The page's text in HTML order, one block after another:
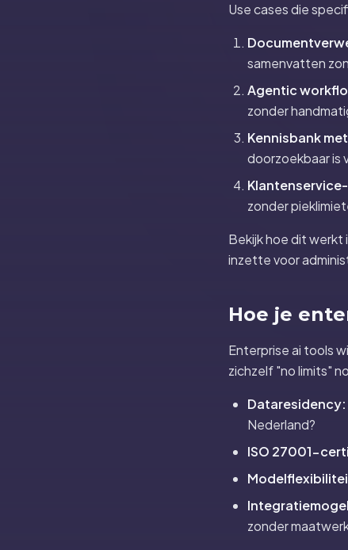
Use cases die
samenvatten
Agentic
zonder
Kennisbank
doorzoekbaar is
zonder
Bekijk hoe dit werkt
inzette voor
Hoe je
Enterprise ai tools
zichzelf "no limits"
Dataresidency:
Nederland?
ISO 27001-
zonder